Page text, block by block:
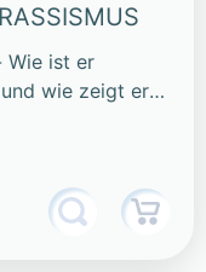
Wie ist er
wie zeigt er